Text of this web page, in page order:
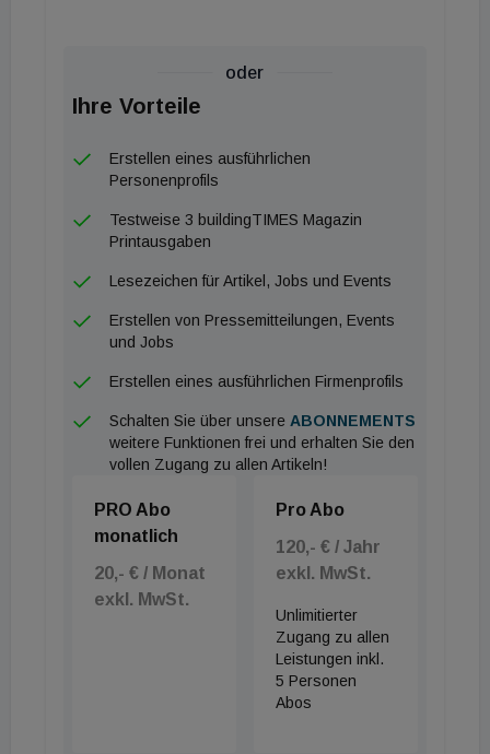
Geschäftsführerkollegen Othmar Zimmel,
Geschäftsfeldleiter für den Tiefbau bei Leyrer +
auf Erfolgskurs halten. Die Firma mit Sitz in Krems
GmbH. An den drei Standorten in Herzogenburg,
Niederösterreich und Wien übernommen, sortiert
zu wieder einsetzbaren Produkten aufbereitet. Der
Großteil der Recyclingprodukte kommt auf den
umliegenden Baustellen wieder zum Einsatz.
oder
Ihre Vorteile
Erstellen eines ausführlichen
Personenprofils
Testweise 3 buildingTIMES Magazin
Printausgaben
Lesezeichen für Artikel, Jobs und Events
Erstellen von Pressemitteilungen, Events
und Jobs
Erstellen eines ausführlichen Firmenprofils
Schalten Sie über unsere ABONNEMENTS
weitere Funktionen frei und erhalten Sie den
vollen Zugang zu allen Artikeln!
PRO Abo
monatlich
20,- € / Monat
exkl. MwSt.
Pro Abo
120,- € / Jahr
exkl. MwSt.
Unlimitierter
Zugang zu allen
Leistungen inkl.
5 Personen
Abos